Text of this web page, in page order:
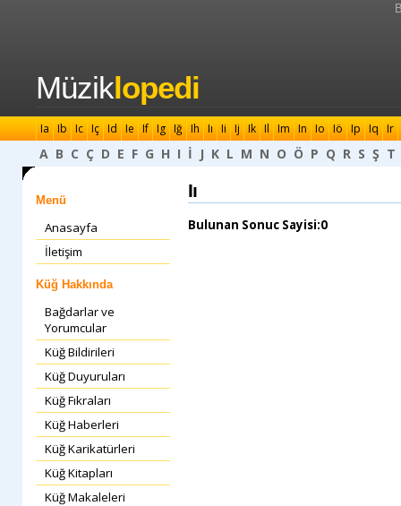
Müziklopedi
Ia Ib Ic Iç Id Ie If Ig Iğ Ih Iı Ii Ij Ik Il Im In Io Iö Ip Iq Ir
A B C Ç D E F G H I İ J K L M N O Ö P Q R S Ş T
Menü
Anasayfa
İletişim
Küğ Hakkında
Bağdarlar ve
Yorumcular
Küğ Bildirileri
Küğ Duyuruları
Küğ Fıkraları
Küğ Haberleri
Küğ Karikatürleri
Küğ Kitapları
Küğ Makaleleri
Iı
Bulunan Sonuc Sayisi:0